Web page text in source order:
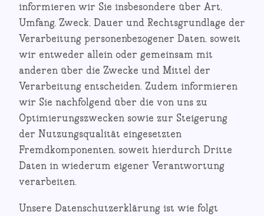
informieren wir Sie insbesondere über Art,
Umfang, Zweck, Dauer und Rechtsgrundlage der
Verarbeitung personenbezogener Daten, soweit
wir entweder allein oder gemeinsam mit
anderen über die Zwecke und Mittel der
Verarbeitung entscheiden. Zudem informieren
wir Sie nachfolgend über die von uns zu
Optimierungszwecken sowie zur Steigerung
der Nutzungsqualität eingesetzten
Fremdkomponenten, soweit hierdurch Dritte
Daten in wiederum eigener Verantwortung
verarbeiten.
Unsere Datenschutzerklärung ist wie folgt